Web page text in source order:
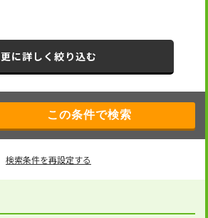
更に詳しく絞り込む
検索条件を再設定する